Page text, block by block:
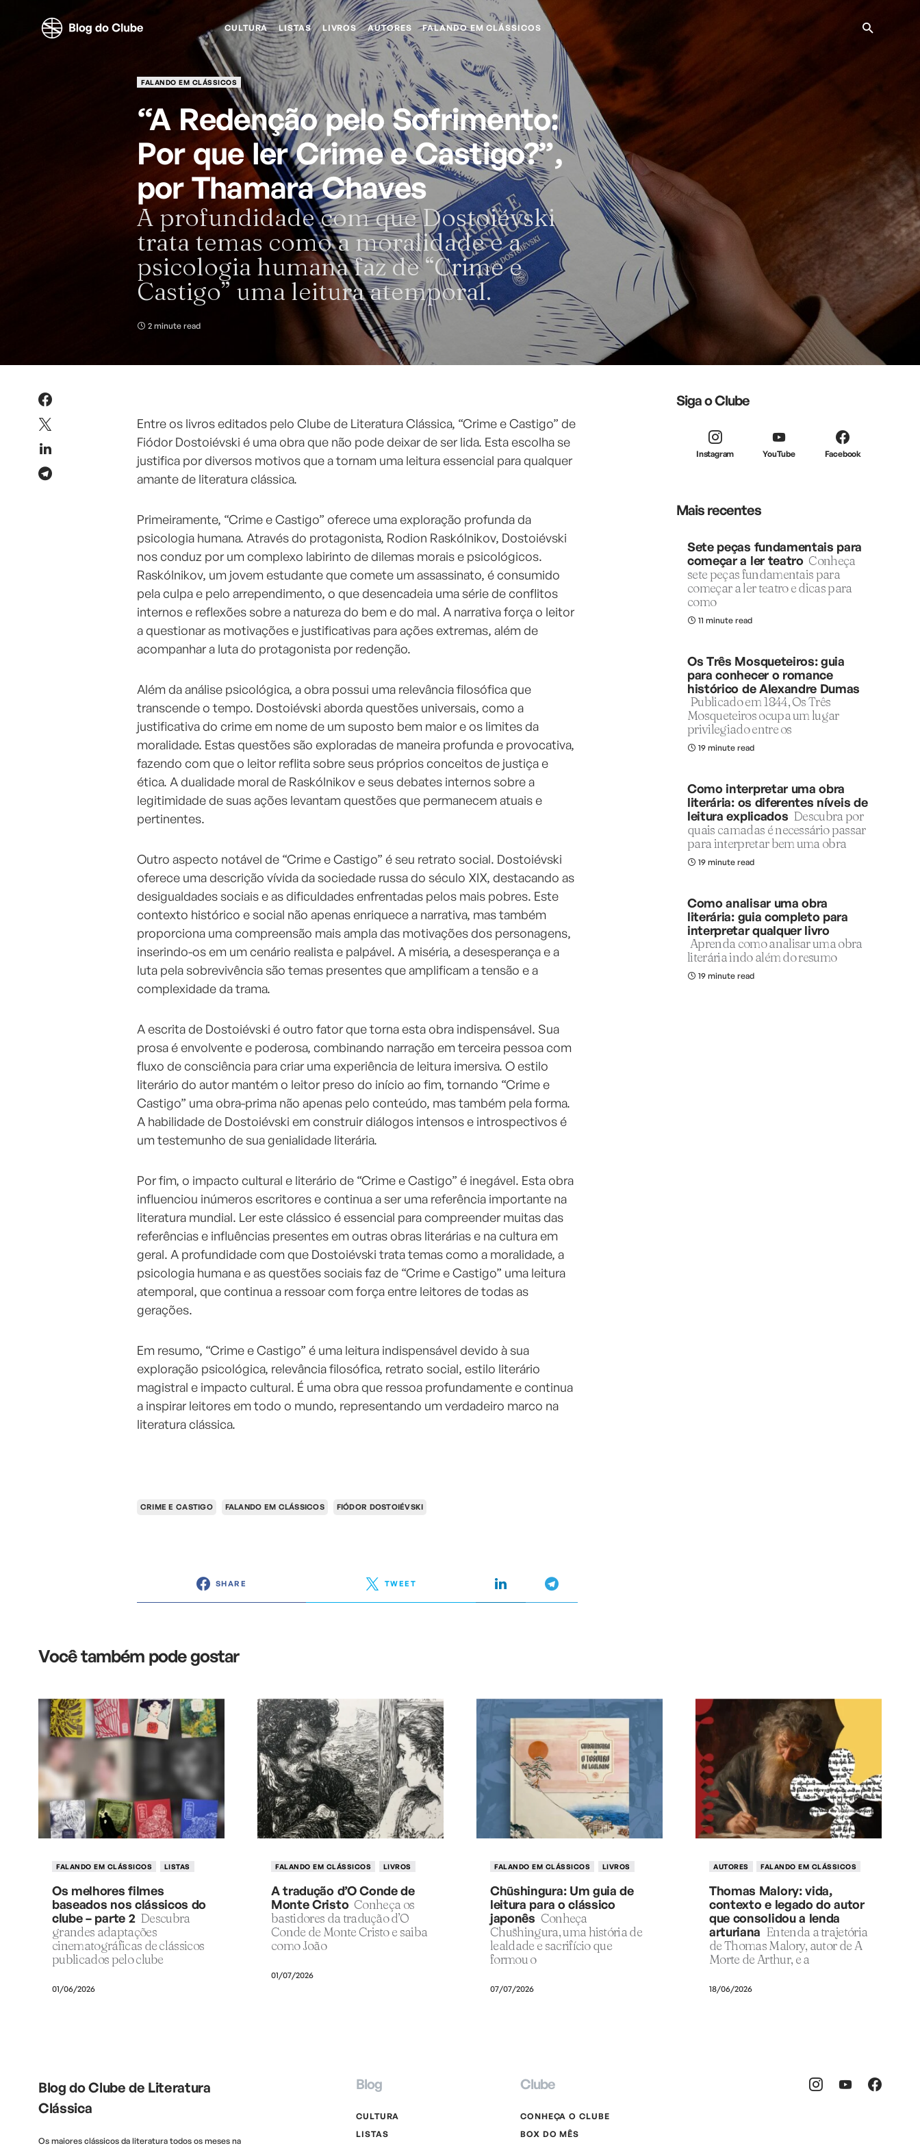
CULTURA LISTAS LIVROS AUTORES FALANDO EM CLÁSSICOS
FALANDO EM CLÁSSICOS
“A Redenção pelo Sofrimento:
Por que ler Crime e Castigo?”,
por Thamara Chaves
A profundidade com que Dostoiévski
trata temas como a moralidade e a
psicologia humana faz de “Crime e
Castigo” uma leitura atemporal.
2 minute read
Entre os livros editados pelo Clube de Literatura Clássica, “Crime e Castigo” de
Fiódor Dostoiévski é uma obra que não pode deixar de ser lida. Esta escolha se
justifica por diversos motivos que a tornam uma leitura essencial para qualquer
amante de literatura clássica.
Primeiramente, “Crime e Castigo” oferece uma exploração profunda da
psicologia humana. Através do protagonista, Rodion Raskólnikov, Dostoiévski
nos conduz por um complexo labirinto de dilemas morais e psicológicos.
Raskólnikov, um jovem estudante que comete um assassinato, é consumido
pela culpa e pelo arrependimento, o que desencadeia uma série de conflitos
internos e reflexões sobre a natureza do bem e do mal. A narrativa força o leitor
a questionar as motivações e justificativas para ações extremas, além de
acompanhar a luta do protagonista por redenção.
Além da análise psicológica, a obra possui uma relevância filosófica que
transcende o tempo. Dostoiévski aborda questões universais, como a
justificativa do crime em nome de um suposto bem maior e os limites da
moralidade. Estas questões são exploradas de maneira profunda e provocativa,
fazendo com que o leitor reflita sobre seus próprios conceitos de justiça e
ética. A dualidade moral de Raskólnikov e seus debates internos sobre a
legitimidade de suas ações levantam questões que permanecem atuais e
pertinentes.
Outro aspecto notável de “Crime e Castigo” é seu retrato social. Dostoiévski
oferece uma descrição vívida da sociedade russa do século XIX, destacando as
desigualdades sociais e as dificuldades enfrentadas pelos mais pobres. Este
contexto histórico e social não apenas enriquece a narrativa, mas também
proporciona uma compreensão mais ampla das motivações dos personagens,
inserindo-os em um cenário realista e palpável. A miséria, a desesperança e a
luta pela sobrevivência são temas presentes que amplificam a tensão e a
complexidade da trama.
A escrita de Dostoiévski é outro fator que torna esta obra indispensável. Sua
prosa é envolvente e poderosa, combinando narração em terceira pessoa com
fluxo de consciência para criar uma experiência de leitura imersiva. O estilo
literário do autor mantém o leitor preso do início ao fim, tornando “Crime e
Castigo” uma obra-prima não apenas pelo conteúdo, mas também pela forma.
A habilidade de Dostoiévski em construir diálogos intensos e introspectivos é
um testemunho de sua genialidade literária.
Por fim, o impacto cultural e literário de “Crime e Castigo” é inegável. Esta obra
influenciou inúmeros escritores e continua a ser uma referência importante na
literatura mundial. Ler este clássico é essencial para compreender muitas das
referências e influências presentes em outras obras literárias e na cultura em
geral. A profundidade com que Dostoiévski trata temas como a moralidade, a
psicologia humana e as questões sociais faz de “Crime e Castigo” uma leitura
atemporal, que continua a ressoar com força entre leitores de todas as
gerações.
Em resumo, “Crime e Castigo” é uma leitura indispensável devido à sua
exploração psicológica, relevância filosófica, retrato social, estilo literário
magistral e impacto cultural. É uma obra que ressoa profundamente e continua
a inspirar leitores em todo o mundo, representando um verdadeiro marco na
literatura clássica.
CRIME E CASTIGO FALANDO EM CLÁSSICOS FIÓDOR DOSTOIÉVSKI
SHARE TWEET
Siga o Clube
Instagram YouTube Facebook
Mais recentes
Sete peças fundamentais para
começar a ler teatro Conheça
sete peças fundamentais para
começar a ler teatro e dicas para
como
11 minute read
Os Três Mosqueteiros: guia
para conhecer o romance
histórico de Alexandre Dumas
Publicado em 1844, Os Três
Mosqueteiros ocupa um lugar
privilegiado entre os
19 minute read
Como interpretar uma obra
literária: os diferentes níveis de
leitura explicados Descubra por
quais camadas é necessário passar
para interpretar bem uma obra
19 minute read
Como analisar uma obra
literária: guia completo para
interpretar qualquer livro
Aprenda como analisar uma obra
literária indo além do resumo
19 minute read
Você também pode gostar
FALANDO EM CLÁSSICOS LISTAS
Os melhores filmes
baseados nos clássicos do
clube – parte 2 Descubra
grandes adaptações
cinematográficas de clássicos
publicados pelo clube
01/06/2026
FALANDO EM CLÁSSICOS LIVROS
A tradução d’O Conde de
Monte Cristo Conheça os
bastidores da tradução d’O
Conde de Monte Cristo e saiba
como João
01/07/2026
FALANDO EM CLÁSSICOS LIVROS
Chūshingura: Um guia de
leitura para o clássico
japonês Conheça
Chūshingura, uma história de
lealdade e sacrifício que
formou o
07/07/2026
AUTORES FALANDO EM CLÁSSICOS
Thomas Malory: vida,
contexto e legado do autor
que consolidou a lenda
arturiana Entenda a trajetória
de Thomas Malory, autor de A
Morte de Arthur, e a
18/06/2026
Blog do Clube de Literatura
Clássica
Os maiores clássicos da literatura todos os meses na
Blog
CULTURA
LISTAS
Clube
CONHEÇA O CLUBE
BOX DO MÊS